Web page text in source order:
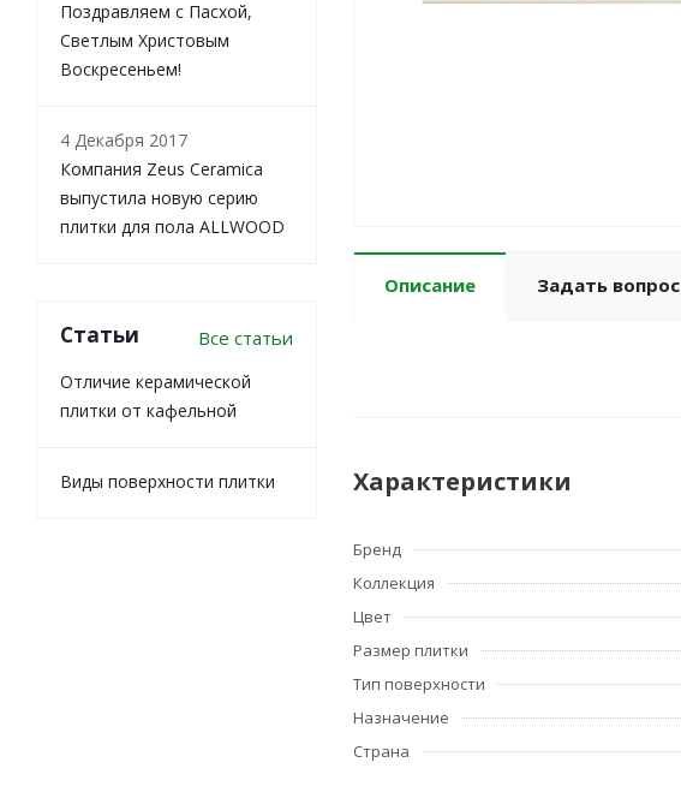
Описание Задать вопрос
Характеристики
Бренд
Коллекция
Цвет
Размер плитки
Тип поверхности
Назначение
Страна
Поздравляем с Пасхой,
Светлым Христовым
Воскресеньем!
4 Декабря 2017
Компания Zeus Ceramica
выпустила новую серию
плитки для пола ALLWOOD
Статьи Все статьи
Отличие керамической
плитки от кафельной
Виды поверхности плитки